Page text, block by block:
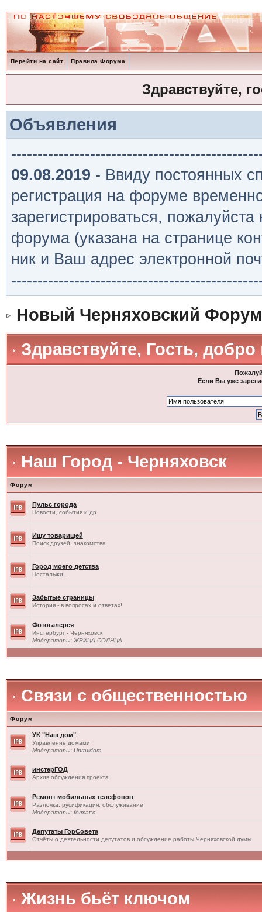
Перейти на сайт Правила Форума
Здравствуйте,
Объявления
09.08.2019 - Ввиду постоянных
регистрация на форуме
зарегистрироваться,
форума (указана на странице
ник и Ваш адрес электронной
Новый Черняховский Форум
Здравствуйте, Гость,
Если Вы уже
Наш Город - Черняховск
Форум
Пульс города
Новости, события и др.
Ищу товарищей
Поиск друзей, знакомства
Город моего детства
Ностальжи....
Забытые страницы
История - в вопросах и ответах!
Фотогалерея
Инстербург - Черняховск
Модераторы: ЖРИЦА СОЛНЦА
Связи с общественностью
Форум
УК "Наш дом"
Управление домами
Модераторы: Upravdom
инстерГОД
Архив обсуждения проекта
Ремонт мобильных телефонов
Разлочка, русификация, обслуживание
Модераторы: format:c
Депутаты ГорСовета
Отчёты о деятельности депутатов и обсуждение работы Черняховской думы
Жизнь бьёт ключом